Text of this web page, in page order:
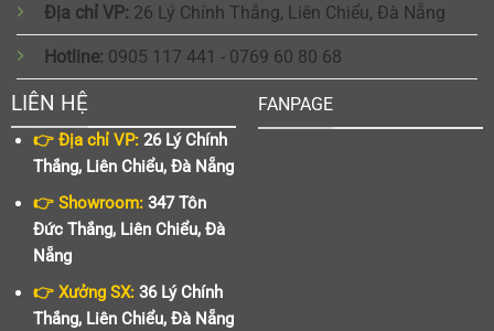
Địa chỉ VP: 26 Lý Chính Thắng, Liên Chiểu, Đà Nẵng
Hotline: 0905 117 441 - 0769 60 80 68
LIÊN HỆ
👉 Địa chỉ VP:26 Lý Chính
Thắng, Liên Chiểu, Đà Nẵng
👉 Showroom:347 Tôn
Đức Thắng, Liên Chiểu, Đà
Nẵng
👉 Xưởng SX:36 Lý Chính
Thắng, Liên Chiểu, Đà Nẵng
FANPAGE